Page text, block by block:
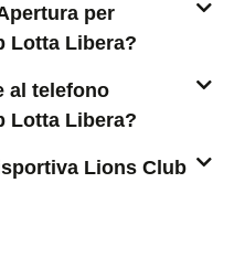
per
Lotta Libera?
al telefono
Lotta Libera?
Lions Club